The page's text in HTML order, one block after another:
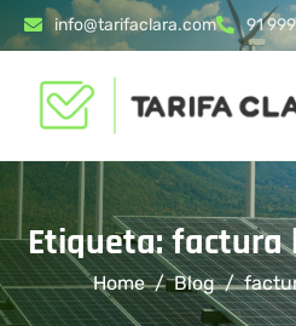
info@tarifaclara.com 91
Etiqueta: factura
Home Blog